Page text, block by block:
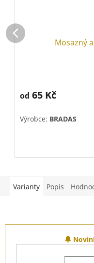
Mosazný
od 65 Kč
Výrobce: BRADAS
Varianty Popis